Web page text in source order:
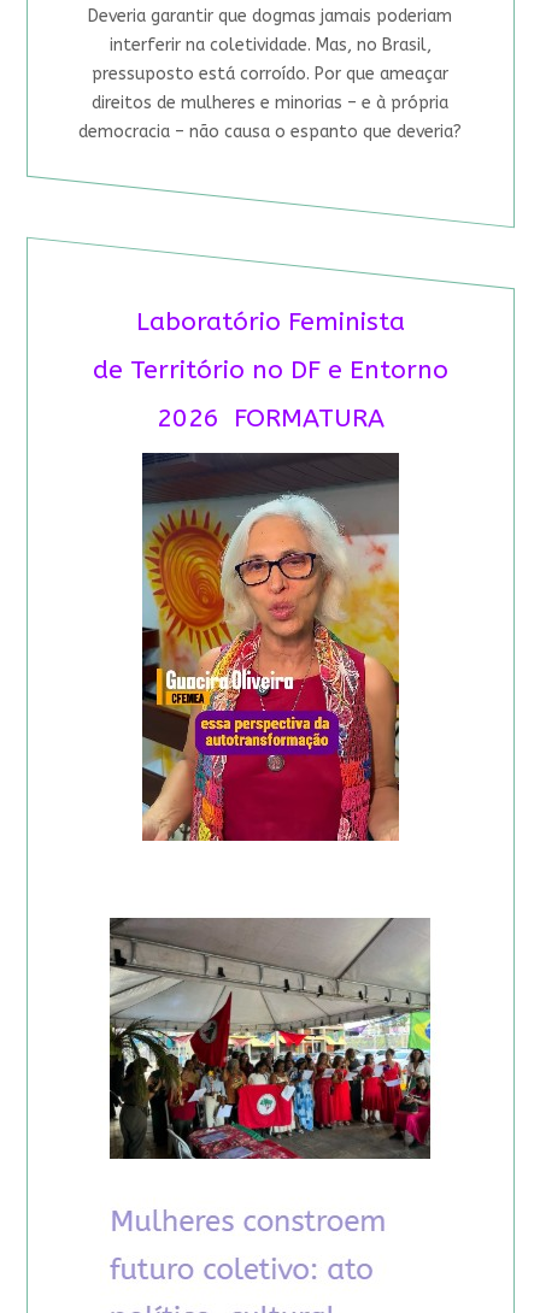
Deveria garantir que dogmas jamais poderiam
interferir na coletividade. Mas, no Brasil,
pressuposto está corroído. Por que ameaçar
direitos de mulheres e minorias – e à própria
democracia – não causa o espanto que deveria?
Laboratório Feminista
de Território no DF e Entorno
2026 FORMATURA